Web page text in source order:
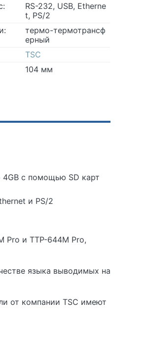
RS-232, USB, Etherne
t, PS/2
термо-термотрансф
ерный
TSC
104 мм
с помощью SD карт
и PS/2
Pro и TTP-644M Pro,
языка выводимых на
от компании TSC имеют